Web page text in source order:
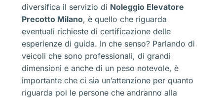
diversifica il servizio di Noleggio Elevatore
Precotto Milano, è quello che riguarda
eventuali richieste di certificazione delle
esperienze di guida. In che senso? Parlando di
veicoli che sono professionali, di grandi
dimensioni e anche di un peso notevole, è
importante che ci sia un’attenzione per quanto
riguarda poi le persone che andranno alla